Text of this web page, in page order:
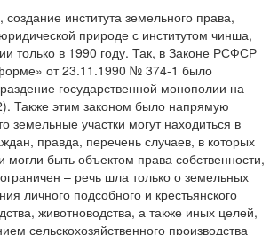
института земельного права,
природе с институтом чинша,
только в 1990 году. Так, в Законе РСФСР
от 23.11.1990 № 374-1 было
государственной монополии на
Также этим законом было напрямую
земельные участки могут находиться в
правда, перечень случаев, в которых
могли быть объектом права собственности,
– речь шла только о земельных
личного подсобного и крестьянского
животноводства, а также иных целей,
сельскохозяйственного производства